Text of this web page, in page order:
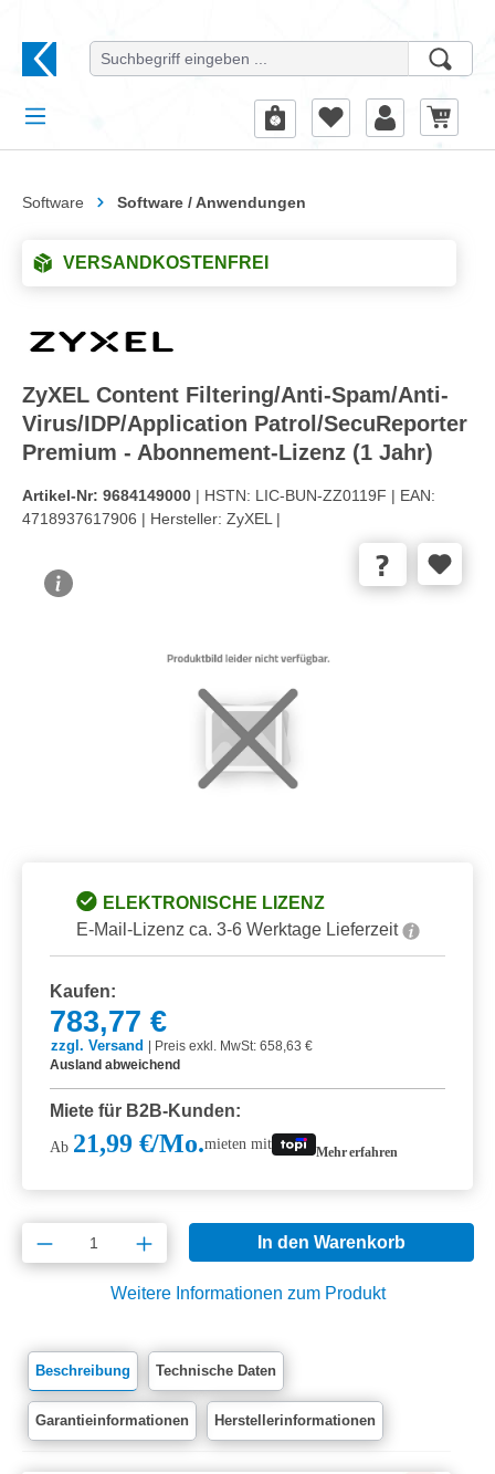
Software Software / Anwendungen
VERSANDKOSTENFREI
ZyXEL Content Filtering/Anti-Spam/Anti-
Virus/IDP/Application Patrol/SecuReporter
Premium - Abonnement-Lizenz (1 Jahr)
Artikel-Nr: 9684149000 | HSTN: LIC-BUN-ZZ0119F | EAN:
4718937617906 | Hersteller: ZyXEL |
ELEKTRONISCHE LIZENZ
E-Mail-Lizenz ca. 3-6 Werktage Lieferzeit
Kaufen:
783,77 €
zzgl. Versand
Preis exkl. MwSt: 658,63 €
Ausland abweichend
Miete für B2B-Kunden:
Ab 21,99 €/Mo.mieten mit Mehr erfahren
Produkt Anzahl: Gib den gewünschten
In den Warenkorb
Weitere Informationen zum Produkt
Beschreibung Technische Daten
Garantieinformationen Herstellerinformationen